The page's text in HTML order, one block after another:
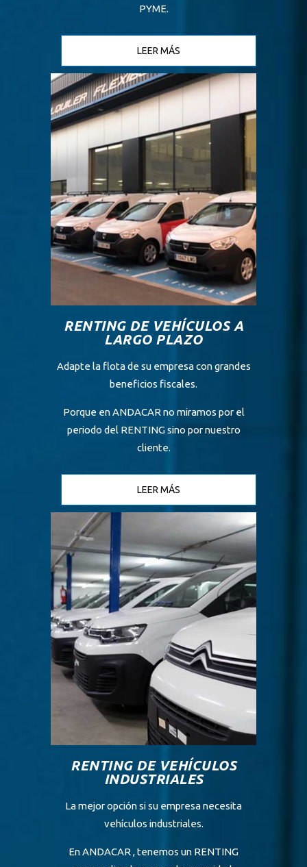
PYME.
LEER MÁS
RENTING DE VEHÍCULOS A
LARGO PLAZO
Adapte la flota de su empresa con grandes
beneficios fiscales.
Porque en ANDACAR no miramos por el
periodo del RENTING sino por nuestro
cliente.
LEER MÁS
RENTING DE VEHÍCULOS
INDUSTRIALES
La mejor opción si su empresa necesita
vehículos industriales.
En ANDACAR , tenemos un RENTING